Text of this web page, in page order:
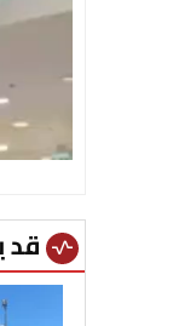
vital_signs قد